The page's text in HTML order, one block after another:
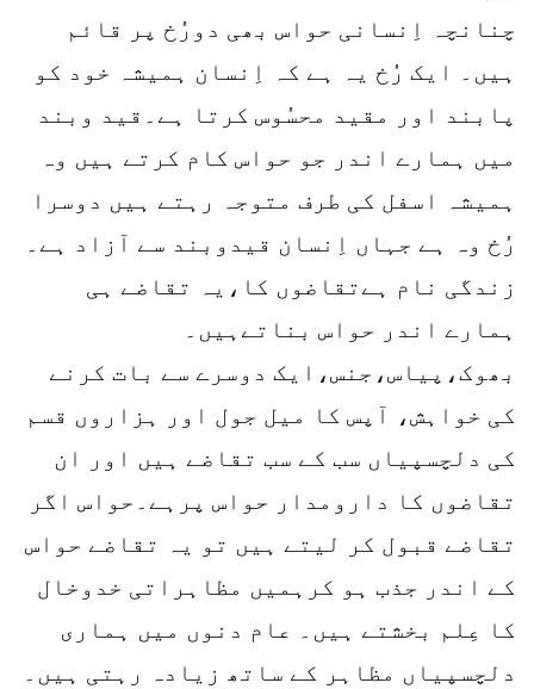
چنانچہ اِنسانی حواس بھی دورُخ پر قائم
ہیں۔ ایک رُخ یہ ہے کہ اِنسان ہمیشہ خود کو
پابند اور مقید محسُوس کرتا ہے۔قید وبند
میں ہمارے اندر جو حواس کام کرتے ہیں وہ
ہمیشہ اسفل کی طرف متوجہ رہتے ہیں دوسرا
رُخ وہ ہے جہاں اِنسان قیدوبند سے آزاد ہے۔
زندگی نام ہےتقاضوں کا،یہ تقاضے ہی
ہمارے اندر حواس بناتےہیں۔
بھوک،پیاس،جنس،ایک دوسرے سے بات کرنے
کی خواہش، آپس کا میل جول اور ہزاروں قسم
کی دلچسپیاں سب کے سب تقاضے ہیں اور ان
تقاضوں کا دارومدار حواس پرہے۔حواس اگر
تقاضے قبول کر لیتے ہیں تو یہ تقاضے حواس
کے اندر جذب ہو کرہمیں مظاہراتی خدوخال
کا عِلم بخشتے ہیں۔ عام دنوں میں ہماری
دلچسپیاں مظاہر کے ساتھ زیادہ رہتی ہیں۔